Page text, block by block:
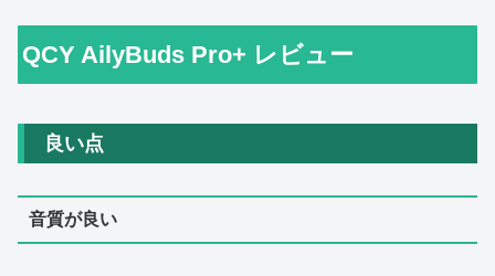
QCY AilyBuds Pro+ レビュー
良い点
音質が良い